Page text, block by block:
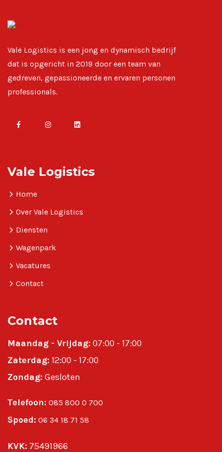
Vale Logistics is een jong en dynamisch bedrijf
dat is opgericht in 2019 door een team van
gedreven, gepassioneerde en ervaren personen
professionals.
Vale Logistics
Home
Over Vale Logistics
Diensten
Wagenpark
Vacatures
Contact
Contact
Maandag - Vrijdag: 07:00 - 17:00
Zaterdag: 12:00 - 17:00
Zondag: Gesloten
Telefoon: 085 800 0 700
Spoed: 06 34 18 71 58
KVK: 75491966